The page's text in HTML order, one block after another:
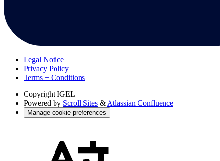
Legal Notice
Privacy Policy
Terms + Conditions
Copyright IGEL
Powered by Scroll Sites & Atlassian Confluence
Manage cookie preferences